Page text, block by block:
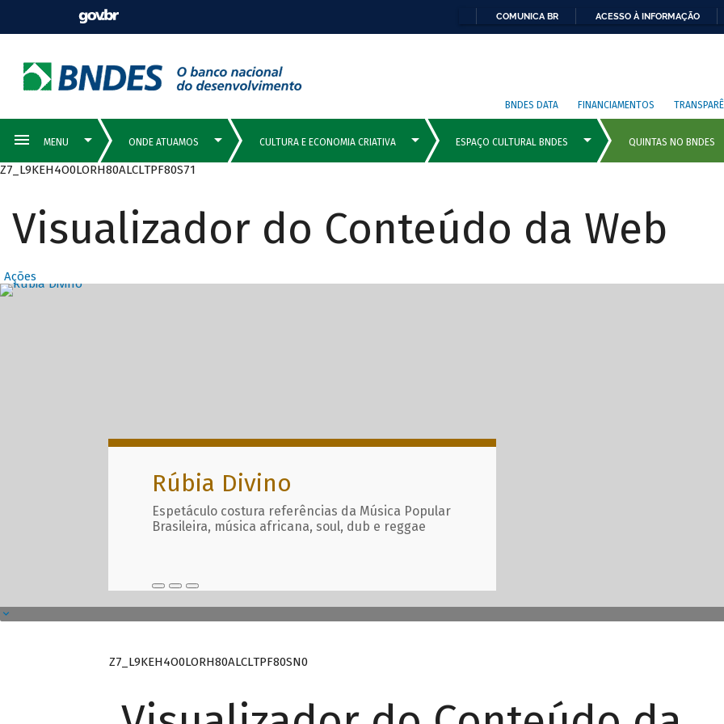
COMUNICA BR ACESSO À INFORMAÇÃO
BNDES DATA FINANCIAMENTOS
Z7_L9KEH4O0LORH80ALCLTPF80S71
Visualizador do Conteúdo da Web
Ações
Destaques Principais com
Rúbia Divino
Espetáculo costura referências da Música Popular
Brasileira, música africana, soul, dub e reggae
Z7_L9KEH4O0LORH80ALCLTPF80SN0